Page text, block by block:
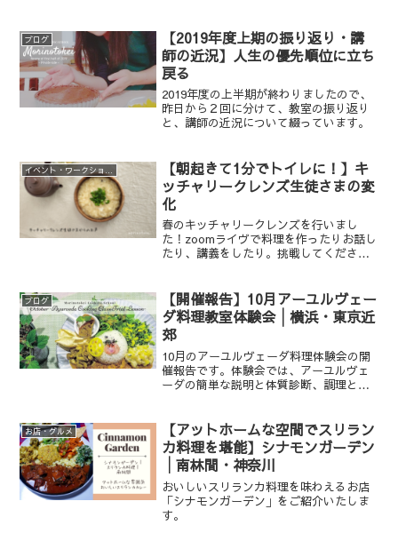
療アーユルヴェーダの知見から、花粉症
の予防策、控えたい食べ物やおすすめの
ハーブでティー、簡単に取り入れられる
アーユルヴェーダのセルフケアをご紹介
します。
ブログ
【2019年度上期の振り返り・講
師の近況】人生の優先順位に立ち
戻る
2019年度の上半期が終わりましたので、
昨日から２回に分けて、教室の振り返り
と、講師の近況について綴っています。
【朝起きて1分でトイレに！】キ
ッチャリークレンズ生徒さまの変
化
春のキッチャリークレンズを行いまし
た！zoomライヴで料理を作ったりお話し
たり、講義をしたり。挑戦してくださっ
ブログ
【開催報告】10月アーユルヴェー
ダ料理教室体験会│横浜・東京近
郊
10月のアーユルヴェーダ料理体験会の開
催報告です。体験会では、アーユルヴェ
ーダの簡単な説明と体質診断、調理とお
理教室が初めての方、両方とも初めての
方でも、お気軽にご参加...
お店・グルメ
【アットホームな空間でスリラン
カ料理を堪能】シナモンガーデン
│南林間・神奈川
おいしいスリランカ料理を味わえるお店
「シナモンガーデン」をご紹介いたしま
す。